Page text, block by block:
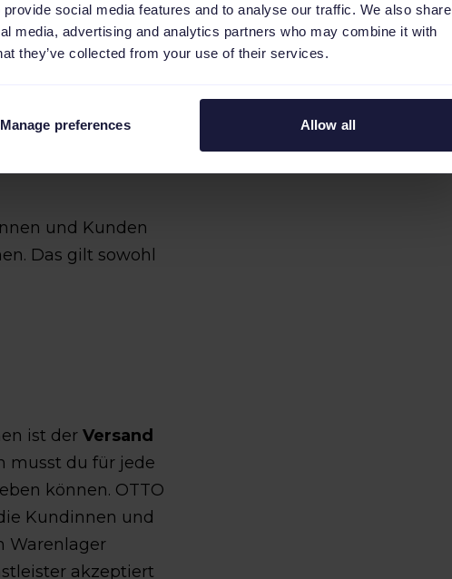
social media features and to analyse our traffic. We also share
media, advertising and analytics partners who may combine it with
they’ve collected from your use of their services.
Manage preferences Allow all
Lager in
ausgeschlossen.
und Kunden
Das gilt sowohl
ist derVersand
musst du für jede
können. OTTO
Kundinnen und
Warenlager
akzeptiert